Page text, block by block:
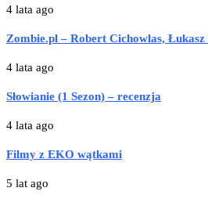
4 lata ago
Zombie.pl – Robert Cichowlas,
4 lata ago
Słowianie (1 Sezon) – recenzja
4 lata ago
Filmy z EKO wątkami
5 lat ago